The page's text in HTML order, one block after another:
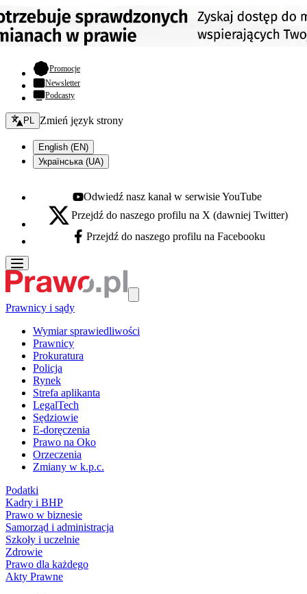
Promocje- otwiera się w nowej karcie
Newsletter
Podcasty
Zmień język - bieżący:
PL Zmień język strony
English (EN)
Українська (UA)
Youtube - otwiera się w nowej karcie
Odwiedź nasz kanał w serwisie YouTube
X - otwiera się w nowej karcie
Przejdź do naszego profilu na X (dawniej Twitter)
Facebook - otwiera się w nowej karcie
Przejdź do naszego profilu na Facebooku
Prawnicy i sądy
Wymiar sprawiedliwości
Prawnicy
Prokuratura
Policja
Rynek
Strefa aplikanta
LegalTech
Sędziowie
E-doręczenia
Prawo na Oko
Orzeczenia
Zmiany w k.p.c.
Podatki
Kadry i BHP
Prawo w biznesie
Samorząd i administracja
Szkoły i uczelnie
Zdrowie
Prawo dla każdego
Akty Prawne